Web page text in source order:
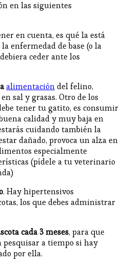
en las siguientes
en cuenta, es qué la está
enfermedad de base (o la
ceder ante los
alimentacióndel felino,
sal y grasas. Otro de los
tener tu gatito, es consumir
calidad y muy baja en
cuidando también la
dañado, provoca un alza en
especialmente
(pídele a tu veterinario
. Hay hipertensivos
los que debes administrar
cada 3 meses, para que
a tiempo si hay
por ella.